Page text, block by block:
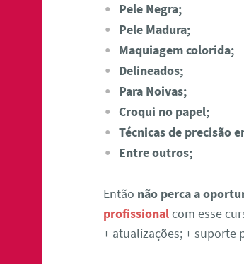
Pele Negra;
Pele Madura;
Maquiagem colorida;
Delineados;
Para Noivas;
Croqui no papel;
Técnicas de precisão
Entre outros;
Então não perca a
profissionalcom esse
+ atualizações; + suporte